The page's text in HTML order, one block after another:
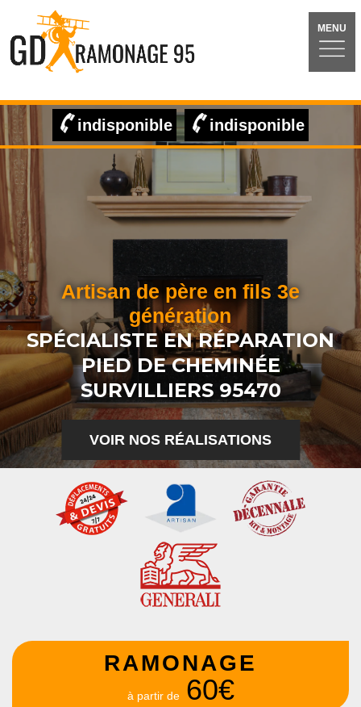
MENU
indisponible indisponible
Artisan de père en fils 3e
génération
SPÉCIALISTE EN RÉPARATION
PIED DE CHEMINÉE
SURVILLIERS 95470
VOIR NOS RÉALISATIONS
RAMONAGE
à partir de 60€